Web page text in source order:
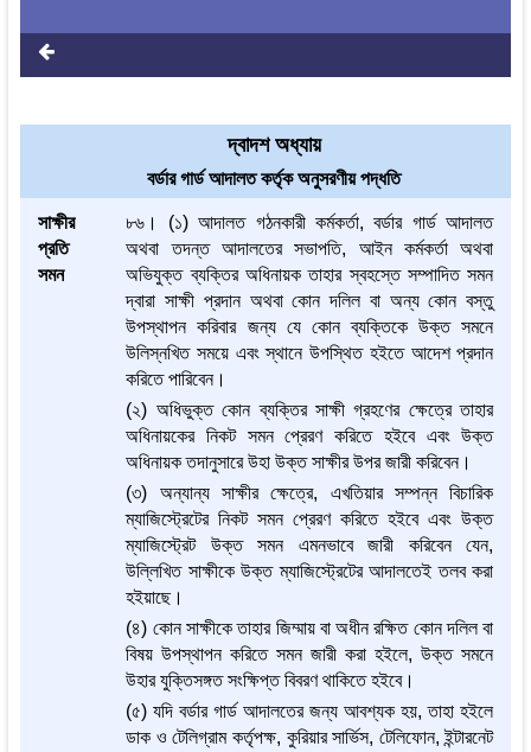
দ্বাদশ অধ্যায়
বর্ডার গার্ড আদালত কর্তৃক অনুসরণীয় পদ্ধতি
সাক্ষীর
প্রতি
সমন
৮৬। (১) আদালত গঠনকারী কর্মকর্তা, বর্ডার গার্ড আদালত
অথবা তদন্ত আদালতের সভাপতি, আইন কর্মকর্তা অথবা
অভিযুক্ত ব্যক্তির অধিনায়ক তাহার স্বহস্তে সম্পাদিত সমন
দ্বারা সাক্ষী প্রদান অথবা কোন দলিল বা অন্য কোন বস্তু
উপস্থাপন করিবার জন্য যে কোন ব্যক্তিকে উক্ত সমনে
উলিস্নখিত সময়ে এবং স্থানে উপস্থিত হইতে আদেশ প্রদান
করিতে পারিবেন।
(২) অধিভুক্ত কোন ব্যক্তির সাক্ষী গ্রহণের ক্ষেত্রে তাহার
অধিনায়কের নিকট সমন প্রেরণ করিতে হইবে এবং উক্ত
অধিনায়ক তদানুসারে উহা উক্ত সাক্ষীর উপর জারী করিবেন।
(৩) অন্যান্য সাক্ষীর ক্ষেত্রে, এখতিয়ার সম্পন্ন বিচারিক
ম্যাজিস্ট্রেটের নিকট সমন প্রেরণ করিতে হইবে এবং উক্ত
ম্যাজিস্ট্রেট উক্ত সমন এমনভাবে জারী করিবেন যেন,
উল্লিখিত সাক্ষীকে উক্ত ম্যাজিস্ট্রেটের আদালতেই তলব করা
হইয়াছে।
(৪) কোন সাক্ষীকে তাহার জিম্মায় বা অধীন রক্ষিত কোন দলিল বা
বিষয় উপস্থাপন করিতে সমন জারী করা হইলে, উক্ত সমনে
উহার যুক্তিসঙ্গত সংক্ষিপ্ত বিবরণ থাকিতে হইবে।
(৫) যদি বর্ডার গার্ড আদালতের জন্য আবশ্যক হয়, তাহা হইলে
ডাক ও টেলিগ্রাম কর্তৃপক্ষ, কুরিয়ার সার্ভিস, টেলিফোন, ইন্টারনেট